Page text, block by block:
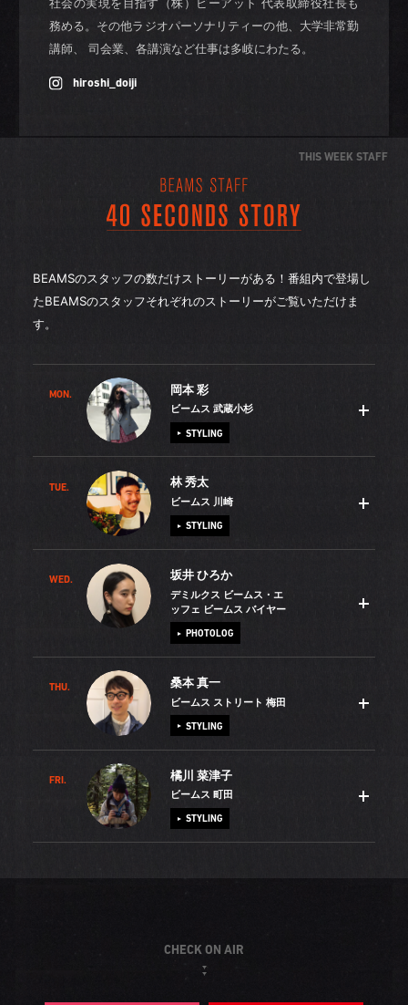
務める。その他ラジオパーソナリティーの他、大学非常勤
講師、 司会業、各講演など仕事は多岐にわたる。
hiroshi_doiji
THIS WEEK STAFF
BEAMSのスタッフの数だけストーリーがある！番組内で登場し
たBEAMSのスタッフそれぞれのストーリーがご覧いただけま
す。
MON. 岡本 彩
ビームス 武蔵小杉
STYLING
高校生の時から、母が20代の頃着ていた服を着てファッシ
ョンを楽しんでいました。80年代の肩パットが主張した服
も大好き（笑）！今では私自身が1児の母ですので、私が今
す。休日は1歳の娘を連れて買い物をしたり公園に出かけた
りするのが楽しみ。結婚式の時にはこの子がお腹の中にい
たので、新婚旅行は国内でした。だから改めて家族3人でハ
ワイ旅行に行きたいですね。またスポーツ観戦も家族でや
りたいことのひとつです。今年のワールドカップはテレビ
を通じて夫婦で応援しましたが、2020年の東京オリンピッ
ク・パラリンピックは、3人で会場に出かけるのが夢です。
そんな私はテキスタイルが大好きで、これまでに買い集め
た生地が自宅にたくさんあります。それらを使ってスタイ
やリュックなど、娘の小物を作っていて、そんな時間も休
日の楽しみになっています。
TUE. 林 秀太
ビームス 川崎
STYLING
20代最後の節目の年だった昨年、僕は結婚をしました。そ
してマイホームを持とうと、リノベーションが可能なマン
ションを探したところ、眺望も環境も良い物件を見つける
みのあるデザインで統一して、2人で料理ができるように3
メートル幅のシステムキッチンを入れました。引越しが今
から楽しみです。僕は美容師免許を持っています。専門学
校卒業後はヘアサロンで働きましたが、どうしても服の仕
事にチャレンジしたくて、翌年BEAMSでアルバイトを始め
たんです。そこまで服好きになったきっかけは、中学生の
時に学校のアイドル的存在だった女の子の気を引きたく
て、オシャレに夢中になったことです。雑誌に載っている
古着を工夫して着こなすうちに、楽しみを覚えました。ち
WED. 坂井 ひろか
デミルクス ビームス・エ
ッフェ ビームス バイヤー
PHOTOLOG
7年半の間、「ビームス ハウス 丸の内」でアクセサリーや
バッグなどの服飾雑貨を担当してきました。その間にはバ
イヤーに同行して展示会に行く機会もあって、お客様の声
感、そして仕入れたアイテムが売れた時の感動を経験しま
した。今、それらの熱い気持ちを忘れずに、バイヤーとし
て国内外を回っています。海外では限られた時間を有効に
THU. 桑本 真一
ビームス ストリート 梅田
STYLING
学生時代、留学や2ヶ月間のバックパック旅行でアメリカに
滞在し、とても刺激を受けました。そして、当時心斎橋の
アメリカ村にあったBEAMSがアメリカ文化を体現している
かけたりしています。以前は沖縄文化にどっぷりで、本島
FRI. 橘川 菜津子
ビームス 町田
STYLING
ゃんと可愛く着こなせる＜BEAMS BOY＞の魅力は格別で
す。お客様も、長年＜BEAMS BOY＞を好きでいてくださ
CHECK ON AIR